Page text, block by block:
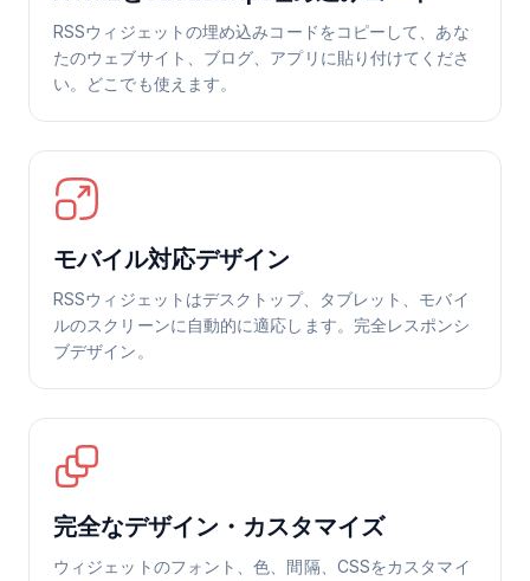
RSSウィジェットの埋め込みコードをコピーして、あな
たのウェブサイト、ブログ、アプリに貼り付けてくださ
い。どこでも使えます。
モバイル対応デザイン
RSSウィジェットはデスクトップ、タブレット、モバイ
ルのスクリーンに自動的に適応します。完全レスポンシ
ブデザイン。
完全なデザイン・カスタマイズ
ウィジェットのフォント、色、間隔、CSSをカスタマイ